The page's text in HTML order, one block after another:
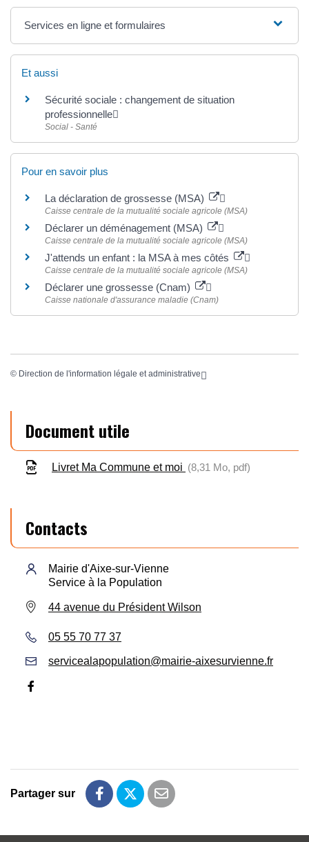
Services en ligne et formulaires
Et aussi
Sécurité sociale : changement de situation
professionnelle
Social - Santé
Pour en savoir plus
La déclaration de grossesse (MSA)
Caisse centrale de la mutualité sociale agricole (MSA)
Déclarer un déménagement (MSA)
Caisse centrale de la mutualité sociale agricole (MSA)
J'attends un enfant : la MSA à mes côtés
Caisse centrale de la mutualité sociale agricole (MSA)
Déclarer une grossesse (Cnam)
Caisse nationale d'assurance maladie (Cnam)
© Direction de l'information légale et administrative
Document utile
Livret Ma Commune et moi 8,31 Mo, pdf
Contacts
Mairie d'Aixe-sur-Vienne
Service à la Population
44 avenue du Président Wilson
05 55 70 77 37
servicealapopulation@mairie-aixesurvienne.fr
Facebook
Partager sur
Partager sur Facebook
Partager sur Twitter
Partager par email